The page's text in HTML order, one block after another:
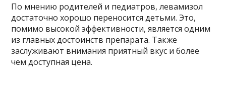
По мнению родителей и педиатров, левамизол
достаточно хорошо переносится детьми. Это,
помимо высокой эффективности, является одним
из главных достоинств препарата. Также
заслуживают внимания приятный вкус и более
чем доступная цена.